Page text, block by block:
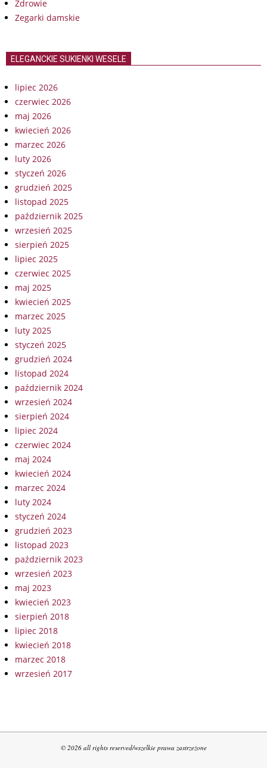
Zdrowie
Zegarki damskie
ELEGANCKIE SUKIENKI WESELE
lipiec 2026
czerwiec 2026
maj 2026
kwiecień 2026
marzec 2026
luty 2026
styczeń 2026
grudzień 2025
listopad 2025
październik 2025
wrzesień 2025
sierpień 2025
lipiec 2025
czerwiec 2025
maj 2025
kwiecień 2025
marzec 2025
luty 2025
styczeń 2025
grudzień 2024
listopad 2024
październik 2024
wrzesień 2024
sierpień 2024
lipiec 2024
czerwiec 2024
maj 2024
kwiecień 2024
marzec 2024
luty 2024
styczeń 2024
grudzień 2023
listopad 2023
październik 2023
wrzesień 2023
maj 2023
kwiecień 2023
sierpień 2018
lipiec 2018
kwiecień 2018
marzec 2018
wrzesień 2017
© 2026 all rights reserved/wszelkie prawa zastrzeżone